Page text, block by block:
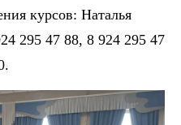
курсов: Наталья
295 47 88, 8 924 295 47